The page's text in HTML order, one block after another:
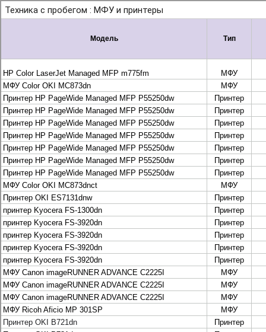
Рассчитать и заказать
Рассчитать и заказать
О компании
История Леком
Производители
Леком
Pantum
UTINET
G&G
ГК “Катюша”
Высокопроизводительные копиры DEVELOP
МФУ, копиры и принтеры KYOCERA
Принтеры и МФУ и факсы Brother
Плоттеры и МФУ Oce
Плоттеры и МФУ Oce
Цифровые системы Oce VarioPrint DP Line
МФУ, сканеры, плоттеры и принтеры Canon
Плоттеры Canon
Принтеры и МФУ Canon
Сканеры Canon
Распродажа картриджей Canon
МФУ, сканеры, плоттеры и принтеры HP